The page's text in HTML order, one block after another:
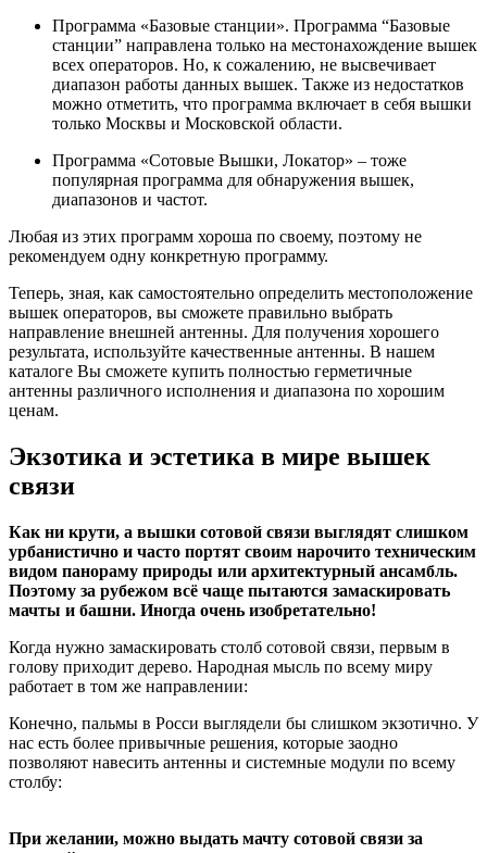
Программа «Базовые станции». Программа “Базовые
станции” направлена только на местонахождение вышек
всех операторов. Но, к сожалению, не высвечивает
диапазон работы данных вышек. Также из недостатков
можно отметить, что программа включает в себя вышки
только Москвы и Московской области.
Программа «Сотовые Вышки, Локатор» – тоже
популярная программа для обнаружения вышек,
диапазонов и частот.
Любая из этих программ хороша по своему, поэтому не
рекомендуем одну конкретную программу.
Теперь, зная, как самостоятельно определить местоположение
вышек операторов, вы сможете правильно выбрать
направление внешней антенны. Для получения хорошего
результата, используйте качественные антенны. В нашем
каталоге Вы сможете купить полностью герметичные
антенны различного исполнения и диапазона по хорошим
ценам.
Экзотика и эстетика в мире вышек
связи
Как ни крути, а вышки сотовой связи выглядят слишком
урбаниcтично и часто портят своим нарочито техническим
видом панораму природы или архитектурный ансамбль.
Поэтому за рубежом всё чаще пытаются замаскировать
мачты и башни. Иногда очень изобретательно!
Когда нужно замаскировать столб сотовой связи, первым в
голову приходит дерево. Народная мысль по всему миру
работает в том же направлении:
Конечно, пальмы в Росси выглядели бы слишком экзотичнo. У
нас есть более привычные решения, которые заодно
позволяют навесить антенны и системные модули по всему
столбу:
При желании, можно выдать мачту сотовой связи за